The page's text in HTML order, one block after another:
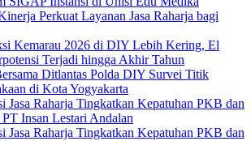
Perkuat Layanan Jasa Raharja bagi
Kemarau 2026 di DIY Lebih Kering, El
Terjadi hingga Akhir Tahun
Ditlantas Polda DIY Survei Titik
di Kota Yogyakarta
Jasa Raharja Tingkatkan Kepatuhan PKB dan
Insan Lestari Andalan
Jasa Raharja Tingkatkan Kepatuhan PKB dan